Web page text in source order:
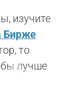
изучите
Бирже
то
лучше